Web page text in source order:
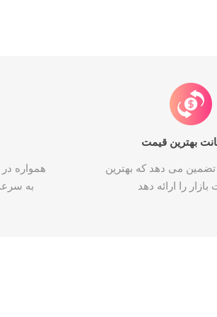
بهترین قیمت
تضمین می دهد که بهترین
را ارائه دهد
همواره
به